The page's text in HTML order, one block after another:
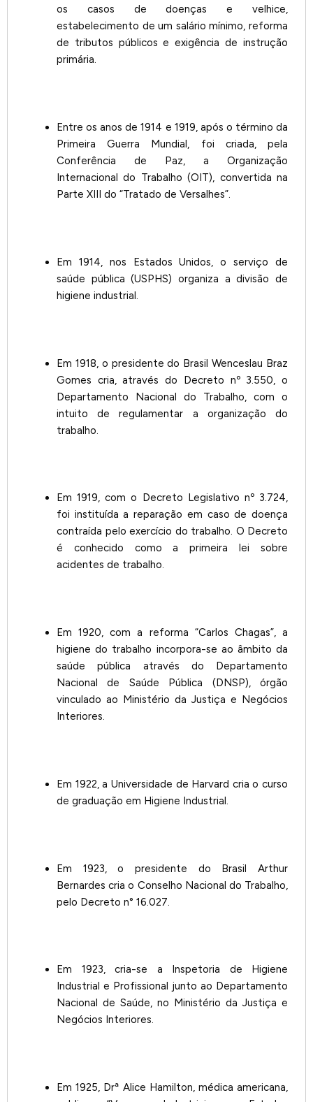
os casos de doenças e velhice,
estabelecimento de um salário mínimo, reforma
de tributos públicos e exigência de instrução
primária.
Entre os anos de 1914 e 1919, após o término da
Primeira Guerra Mundial, foi criada, pela
Conferência de Paz, a Organização
Internacional do Trabalho (OIT), convertida na
Parte XIII do “Tratado de Versalhes”.
Em 1914, nos Estados Unidos, o serviço de
saúde pública (USPHS) organiza a divisão de
higiene industrial.
Em 1918, o presidente do Brasil Wenceslau Braz
Gomes cria, através do Decreto nº 3.550, o
Departamento Nacional do Trabalho, com o
intuito de regulamentar a organização do
trabalho.
Em 1919, com o Decreto Legislativo nº 3.724,
foi instituída a reparação em caso de doença
contraída pelo exercício do trabalho. O Decreto
é conhecido como a primeira lei sobre
acidentes de trabalho.
Em 1920, com a reforma “Carlos Chagas”, a
higiene do trabalho incorpora-se ao âmbito da
saúde pública através do Departamento
Nacional de Saúde Pública (DNSP), órgão
vinculado ao Ministério da Justiça e Negócios
Interiores.
Em 1922, a Universidade de Harvard cria o curso
de graduação em Higiene Industrial.
Em 1923, o presidente do Brasil Arthur
Bernardes cria o Conselho Nacional do Trabalho,
pelo Decreto n° 16.027.
Em 1923, cria-se a Inspetoria de Higiene
Industrial e Profissional junto ao Departamento
Nacional de Saúde, no Ministério da Justiça e
Negócios Interiores.
Em 1925, Drª Alice Hamilton, médica americana,